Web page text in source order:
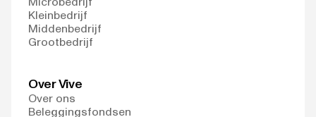
Kleinbedrijf
Middenbedrijf
Grootbedrijf
Over Vive
Over ons
Beleggingsfondsen